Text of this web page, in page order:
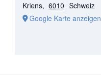
Kriens, 6010 Schweiz
Google Karte anzeigen